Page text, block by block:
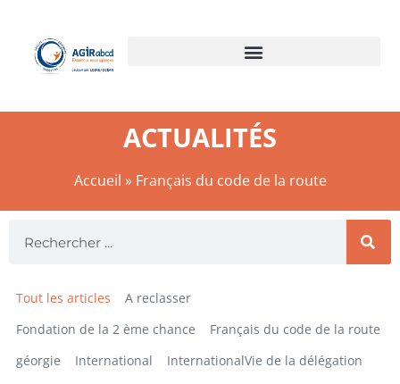
ACTUALITÉS
Accueil » Français du code de la route
A reclasser
Fondation de la 2 ème chance
Français du code de la route
géorgie
International
InternationalVie de la délégation
Tout les articles